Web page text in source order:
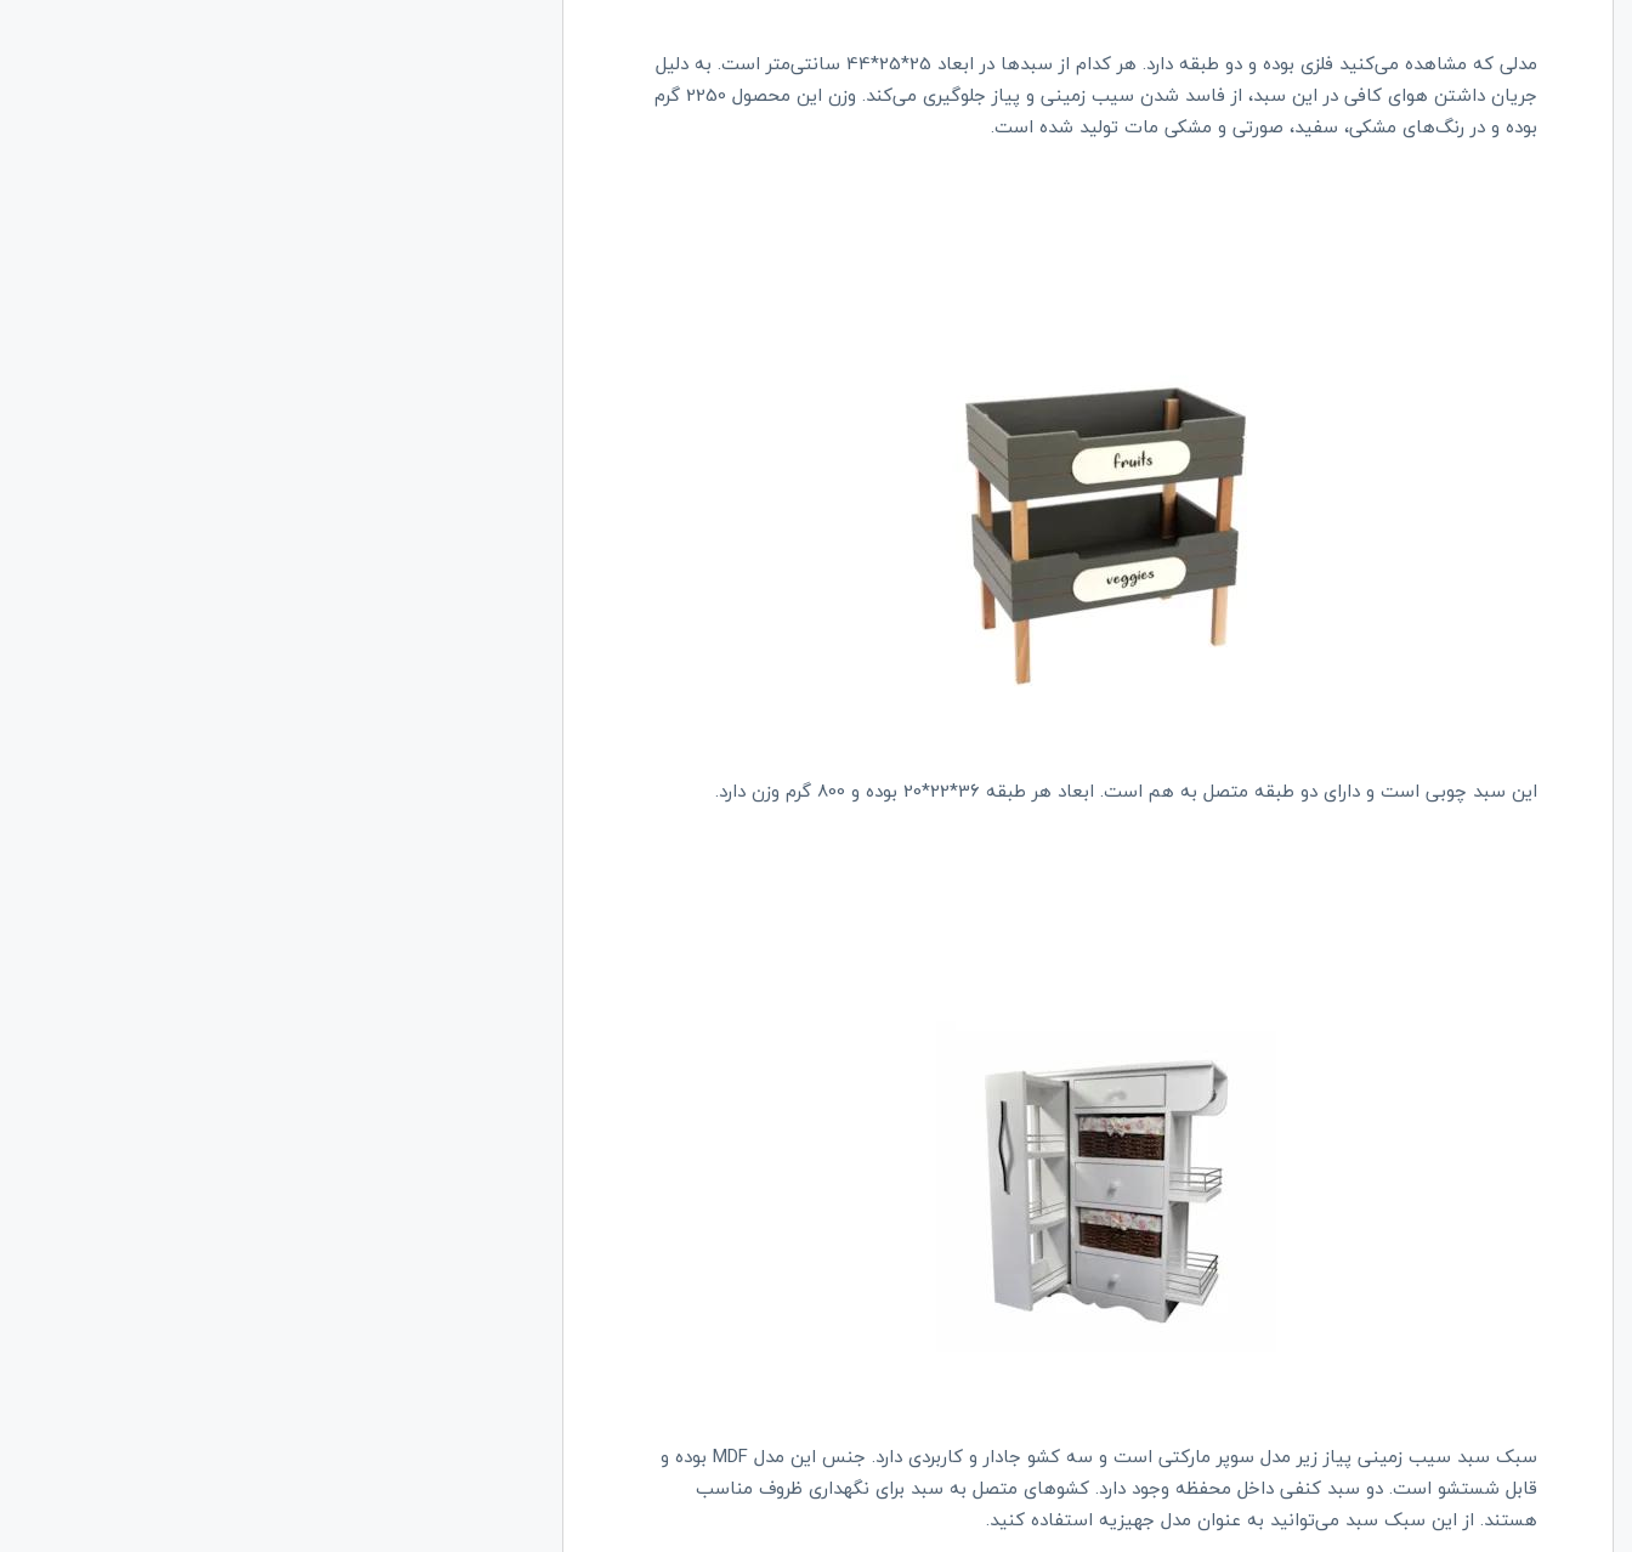
مدلی که مشاهده می‌کنید فلزی بوده و دو طبقه دارد. هر کدام از سبد‌ها در ابعاد 25*25*44 سانتی‌متر است. به دلیل
جریان داشتن هوای کافی در این سبد، از فاسد شدن سیب زمینی و پیاز جلوگیری می‌کند. وزن این محصول 2250 گرم
بوده و در رنگ‌های مشکی، سفید، صورتی و مشکی مات تولید شده است.
این سبد چوبی است و دارای دو طبقه متصل به هم است. ابعاد هر طبقه 36*22*20 بوده و 800 گرم وزن دارد.
سبک سبد سیب زمینی پیاز زیر مدل سوپر مارکتی است و سه کشو جا‌دار و کاربردی دارد. جنس این مدل MDF بوده و
قابل شستشو است. دو سبد کنفی داخل محفظه وجود دارد. کشو‌های متصل به سبد برای نگهداری ظروف مناسب
هستند. از این سبک سبد می‌توانید به عنوان مدل جهیزیه استفاده کنید.